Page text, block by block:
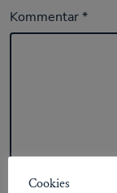
Kommentar*
Cookies